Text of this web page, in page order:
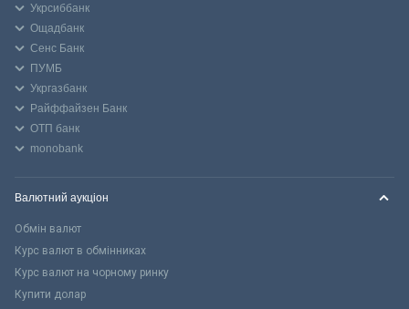
Укрсиббанк
Ощадбанк
Сенс Банк
ПУМБ
Укргазбанк
Райффайзен Банк
ОТП банк
monobank
Валютний аукціон
Обмін валют
Курс валют в обмінниках
Курс валют на чорному ринку
Купити долар